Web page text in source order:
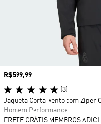
Preço
R$599,99
(3)
Jaqueta Corta-vento com Zíper
Homem Performance
FRETE GRÁTIS MEMBROS